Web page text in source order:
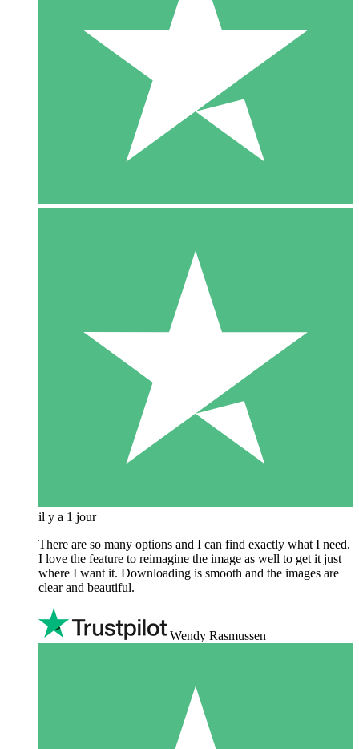
il y a 1 jour
There are so many options and I can find exactly what I need.
I love the feature to reimagine the image as well to get it just
where I want it. Downloading is smooth and the images are
clear and beautiful.
Wendy Rasmussen